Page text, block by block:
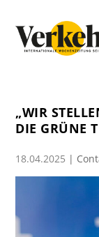
„WIR
DIE GRÜNE
18.04.2025 |